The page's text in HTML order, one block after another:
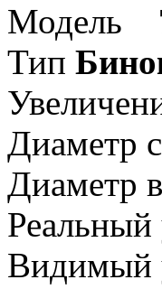
Модель
Тип
Диаметр
Диаметр
Видимый